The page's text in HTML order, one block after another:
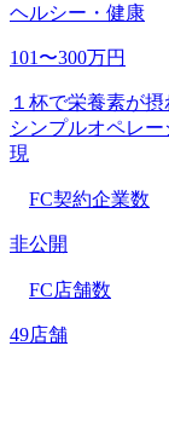
ヘルシー・健康
101〜300万円
１杯で栄養素が
シンプルオペレ
現
FC契約企業数
非公開
FC店舗数
49店舗